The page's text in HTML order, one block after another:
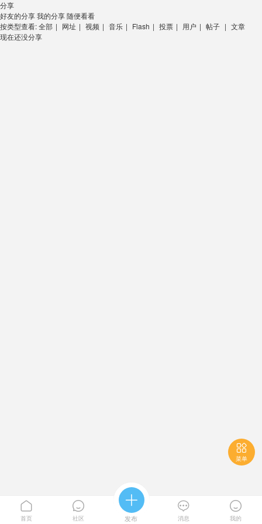
分享
好友的分享我的分享随便看看
按类型查看:全部 | 网址 | 视频 | 音乐 | Flash | 投票 | 用户 | 帖子 | 文章
现在还没分享

菜单

首页

社区

发布

消息

我的